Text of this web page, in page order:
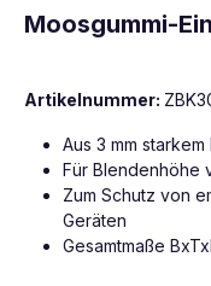
Moosgummi-
Artikelnummer:
Aus 3 mm
Für Blendenhöhe
Zum Schutz von
Geräten
Gesamtmaße